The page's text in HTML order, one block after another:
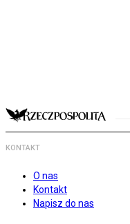
KONTAKT
O nas
Kontakt
Napisz do nas